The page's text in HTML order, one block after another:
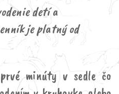
detí a
je platný od
minúty v sedle čo